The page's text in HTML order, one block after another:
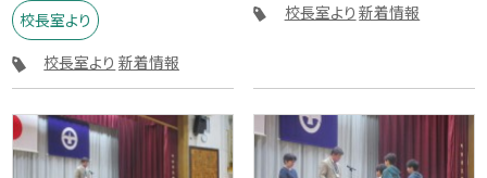
校長室より
校長室より 新着情報
校長室より 新着情報